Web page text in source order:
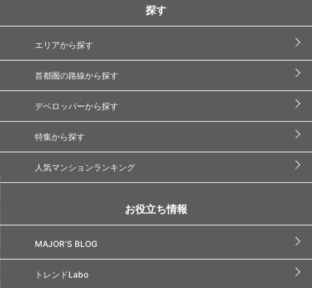
探す
エリアから探す
首都圏の路線から探す
デベロッパーから探す
特集から探す
人気マンションランキング
お役立ち情報
MAJOR'S BLOG
トレンドLabo